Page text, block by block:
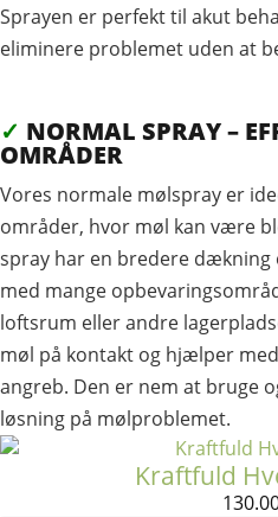
Sprayen er perfekt til akut
eliminere problemet uden at
✓ NORMAL SPRAY –
OMRÅDER
Vores normale mølspray er
områder, hvor møl kan være
spray har en bredere
med mange
loftsrum eller andre
møl på kontakt og hjælper
angreb. Den er nem at bruge
løsning på mølproblemet.
Kraftfuld